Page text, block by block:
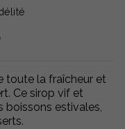
toute la fraîcheur et
Ce sirop vif et
boissons estivales,